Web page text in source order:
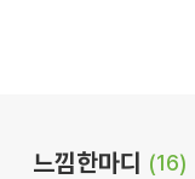
느낌한마디 (16)